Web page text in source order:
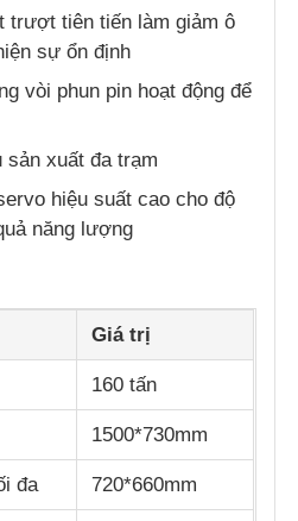
trượt tiên tiến làm giảm ô
sự ổn định
vòi phun pin hoạt động để
xuất đa trạm
hiệu suất cao cho độ
năng lượng
Giá trị
160 tấn
1500*730mm
đa 720*660mm